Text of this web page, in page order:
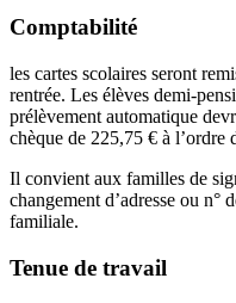
Comptabilité
les cartes scolaires seront
rentrée. Les élèves demi-
prélèvement automatique
chèque de 225,75 € à l’ordre
Il convient aux familles de
changement d’adresse ou n°
familiale.
Tenue de travail